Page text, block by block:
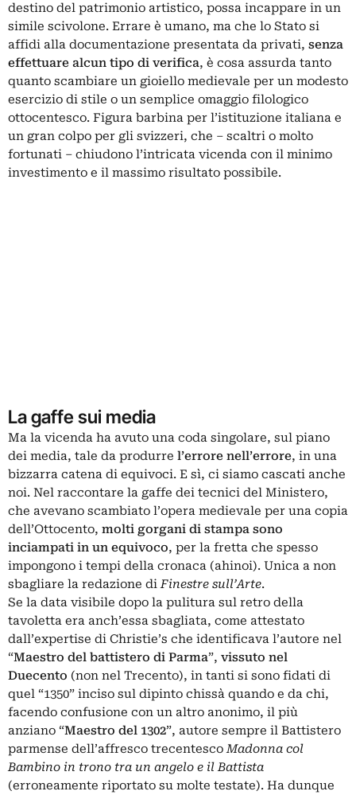
destino del patrimonio artistico, possa incappare in un
simile scivolone. Errare è umano, ma che lo Stato si
affidi alla documentazione presentata da privati, senza
effettuare alcun tipo di verifica, è cosa assurda tanto
quanto scambiare un gioiello medievale per un modesto
esercizio di stile o un semplice omaggio filologico
ottocentesco. Figura barbina per l’istituzione italiana e
un gran colpo per gli svizzeri, che – scaltri o molto
fortunati – chiudono l’intricata vicenda con il minimo
investimento e il massimo risultato possibile.
La gaffe sui media
Ma la vicenda ha avuto una coda singolare, sul piano
dei media, tale da produrre l’errore nell’errore, in una
bizzarra catena di equivoci. E sì, ci siamo cascati anche
noi. Nel raccontare la gaffe dei tecnici del Ministero,
che avevano scambiato l’opera medievale per una copia
dell’Ottocento, molti gorgani di stampa sono
inciampati in un equivoco, per la fretta che spesso
impongono i tempi della cronaca (ahinoi). Unica a non
sbagliare la redazione diFinestre sull’Arte.
Se la data visibile dopo la pulitura sul retro della
tavoletta era anch’essa sbagliata, come attestato
dall’expertise di Christie’s che identificava l’autore nel
“Maestro del battistero di Parma”, vissuto nel
Duecento (non nel Trecento), in tanti si sono fidati di
quel “1350” inciso sul dipinto chissà quando e da chi,
facendo confusione con un altro anonimo, il più
anziano “Maestro del 1302”, autore sempre il Battistero
parmense dell’affresco trecentescoMadonna col
Bambino in trono tra un angelo e il Battista
(erroneamente riportato su molte testate). Ha dunque